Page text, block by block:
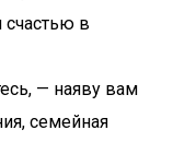
в
— наяву вам
семейная